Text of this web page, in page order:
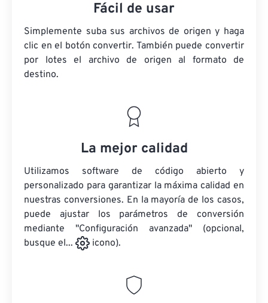
Fácil de usar
Simplemente suba sus archivos de origen y haga
clic en el botón convertir. También puede convertir
por lotes el archivo de origen al formato de
destino.
La mejor calidad
Utilizamos software de código abierto y
personalizado para garantizar la máxima calidad en
nuestras conversiones. En la mayoría de los casos,
puede ajustar los parámetros de conversión
mediante "Configuración avanzada" (opcional,
busque el...
icono).